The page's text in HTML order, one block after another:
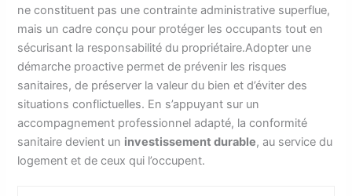
ne constituent pas une contrainte administrative superflue,
mais un cadre conçu pour protéger les occupants tout en
sécurisant la responsabilité du propriétaire.Adopter une
démarche proactive permet de prévenir les risques
sanitaires, de préserver la valeur du bien et d’éviter des
situations conflictuelles. En s’appuyant sur un
accompagnement professionnel adapté, la conformité
sanitaire devient un investissement durable, au service du
logement et de ceux qui l’occupent.